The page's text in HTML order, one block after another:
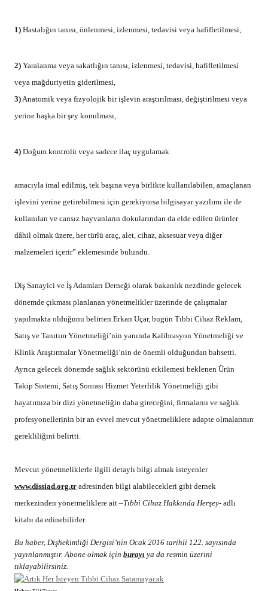
1) Hastalığın tanısı, önlenmesi, izlenmesi, tedavisi veya hafifletilmesi,
2) Yaralanma veya sakatlığın tanısı, izlenmesi, tedavisi, hafifletilmesi
veya mağduriyetin giderilmesi,
3) Anatomik veya fizyolojik bir işlevin araştırılması, değiştirilmesi veya
yerine başka bir şey konulması,
4) Doğum kontrolü veya sadece ilaç uygulamak
amacıyla imal edilmiş, tek başına veya birlikte kullanılabilen, amaçlanan
işlevini yerine getirebilmesi için gerekiyorsa bilgisayar yazılımı ile de
kullanılan ve cansız hayvanların dokularından da elde edilen ürünler
dâhil olmak üzere, her türlü araç, alet, cihaz, aksesuar veya diğer
malzemeleri içerir” eklemesinde bulundu.
Diş Sanayici ve İş Adamları Derneği olarak bakanlık nezdinde gelecek
dönemde çıkması planlanan yönetmelikler üzerinde de çalışmalar
yapılmakta olduğunu belirten Erkan Uçar, bugün Tıbbi Cihaz Reklam,
Satış ve Tanıtım Yönetmeliği’nin yanında Kalibrasyon Yönetmeliği ve
Klinik Araştırmalar Yönetmeliği’nin de önemli olduğundan bahsetti.
Ayrıca gelecek dönemde sağlık sektörünü etkilemesi beklenen Ürün
Takip Sistemi, Satış Sonrası Hizmet Yeterlilik Yönetmeliği gibi
hayatımıza bir dizi yönetmeliğin daha gireceğini, firmaların ve sağlık
profesyonellerinin bir an evvel mevcut yönetmeliklere adapte olmalarının
gerekliliğini belirtti.
Mevcut yönetmeliklerle ilgili detaylı bilgi almak isteyenler
www.dissiad.org.tr adresinden bilgi alabilecekleri gibi dernek
merkezinden yönetmeliklere ait –Tıbbi Cihaz Hakkında Herşey- adlı
kitabı da edinebilirler.
Bu haber, Dişhekimliği Dergisi’nin Ocak 2016 tarihli 122. sayısında
yayınlanmıştır. Abone olmak için burayı ya da resmin üzerini
tıklayabilirsiniz.